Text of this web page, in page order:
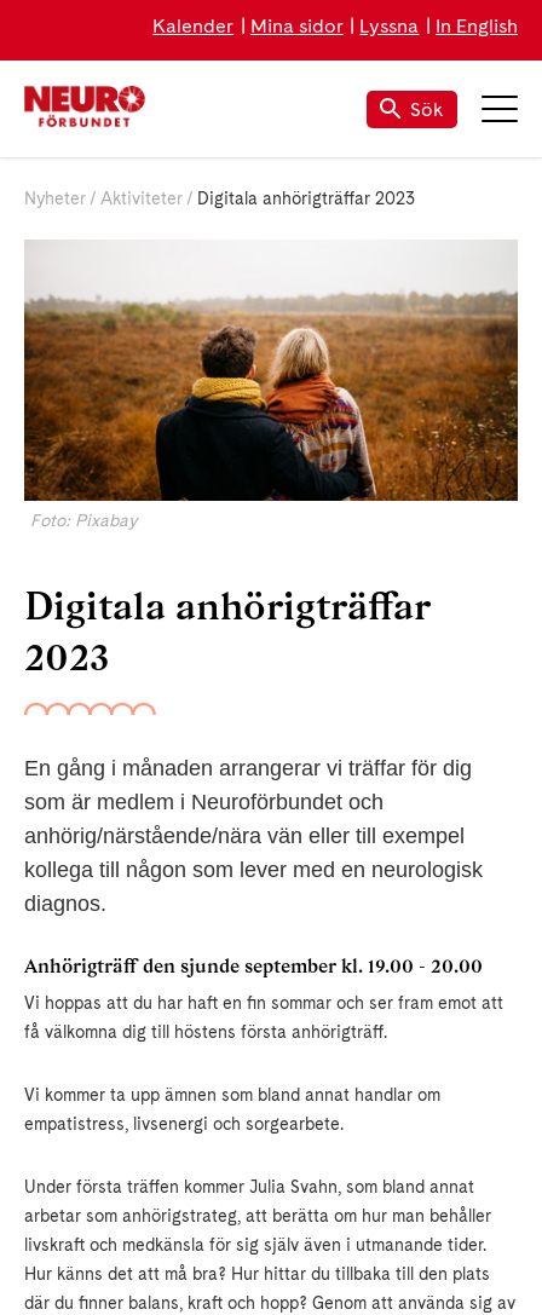
Kalender Mina sidor Lyssna In English
Sök
Nyheter Aktiviteter Digitala anhörigträffar 2023
Foto: Pixabay
Digitala anhörigträffar
2023
En gång i månaden arrangerar vi träffar för dig
som är medlem i Neuroförbundet och
anhörig/närstående/nära vän eller till exempel
kollega till någon som lever med en neurologisk
diagnos.
Anhörigträff den sjunde september kl. 19.00 - 20.00
Vi hoppas att du har haft en fin sommar och ser fram emot att
få välkomna dig till höstens första anhörigträff.
Vi kommer ta upp ämnen som bland annat handlar om
empatistress, livsenergi och sorgearbete.
Under första träffen kommer Julia Svahn, som bland annat
arbetar som anhörigstrateg, att berätta om hur man behåller
livskraft och medkänsla för sig själv även i utmanande tider.
Hur känns det att må bra? Hur hittar du tillbaka till den plats
där du finner balans, kraft och hopp? Genom att använda sig av